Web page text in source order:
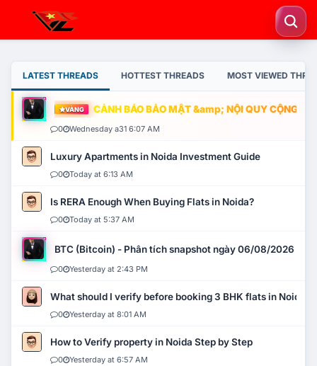
LATEST THREADS HOTTEST THREADS MOST VIEWED
VÀNG CẢNH BÁO BẢO MẬT &amp; NỘI QUY CỘNG
0 Wednesday a31 6:07 AM
Luxury Apartments in Noida Investment Guide
0 Today at 6:13 AM
Is RERA Enough When Buying Flats in Noida?
0 Today at 5:37 AM
BTC (Bitcoin) - Phân tích snapshot ngày 06/08/2026
0 Yesterday at 2:43 PM
What should I verify before booking 3 BHK flats in Noida?
0 Yesterday at 8:01 AM
How to Verify property in Noida Step by Step
0 Yesterday at 6:57 AM